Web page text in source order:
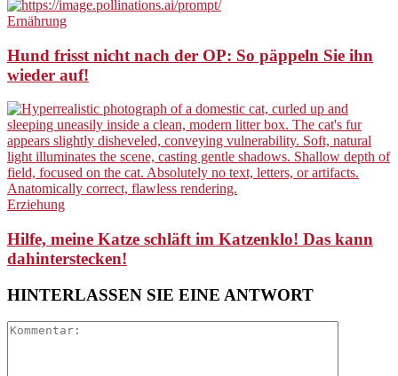
Ernährung
Hund frisst nicht nach der OP: So päppeln Sie ihn
wieder auf!
Erziehung
Hilfe, meine Katze schläft im Katzenklo! Das kann
dahinterstecken!
HINTERLASSEN SIE EINE ANTWORT